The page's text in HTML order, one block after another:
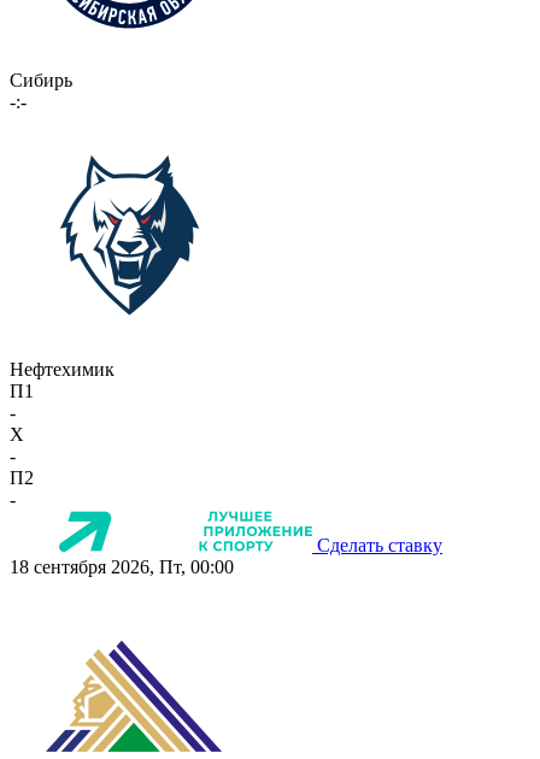
Сибирь
-:-
Нефтехимик
П1
-
X
-
П2
-
Сделать ставку
18 сентября 2026, Пт, 00:00